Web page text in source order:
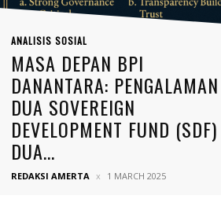
ANALISIS SOSIAL
MASA DEPAN BPI
DANANTARA: PENGALAMAN
DUA SOVEREIGN
DEVELOPMENT FUND (SDF)
DUA...
REDAKSI AMERTA 1 MARCH 2025